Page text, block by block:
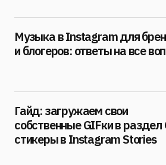
Музыка в Instagram для
и блогеров: ответы на все
Гайд: загружаем свои
собственные GIFки в раздел
стикеры в Instagram Stories